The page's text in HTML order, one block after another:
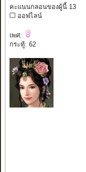
คะแนนกลอนของผู้นี้ 13
ออฟไลน์
เพศ:
กระทู้: 62